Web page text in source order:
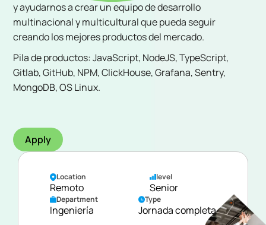
y ayudarnos a crear un equipo de desarrollo
multinacional y multicultural que pueda seguir
creando los mejores productos del mercado.
Pila de productos: JavaScript, NodeJS, TypeScript,
Gitlab, GitHub, NPM, ClickHouse, Grafana, Sentry,
MongoDB, OS Linux.
Apply
Location
Remoto
level
Senior
Department
Ingeniería
Type
Jornada completa